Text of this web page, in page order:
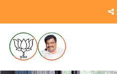
https://pudhari.news/
president-ravindra-